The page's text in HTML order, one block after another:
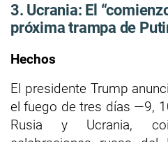
3. Ucrania: El
próxima trampa de
Hechos
El presidente Trump
el fuego de tres días —9,
Rusia y Ucrania,